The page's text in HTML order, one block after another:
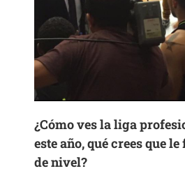
¿Cómo ves la liga
este año, qué crees que
de nivel?